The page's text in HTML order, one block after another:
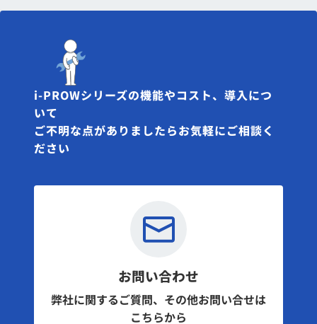
i-PROWシリーズの機能やコスト、導入につ
いて
ご不明な点がありましたらお気軽にご相談く
ださい
お問い合わせ
弊社に関するご質問、その他お問い合せは
こちらから